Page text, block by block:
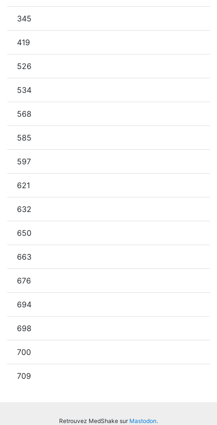
345
419
526
534
568
585
597
621
632
650
663
676
694
698
700
709
Retrouvez MedShake sur Mastodon.